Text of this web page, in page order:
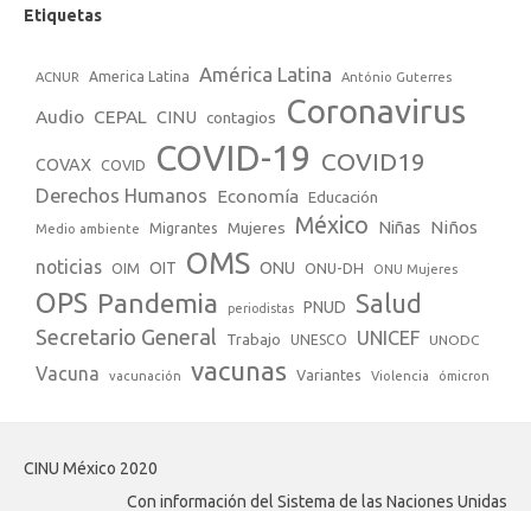
Etiquetas
ACNUR America Latina América Latina António Guterres
Audio CEPAL CINU contagios Coronavirus
COVAX COVID COVID-19 COVID19
Derechos Humanos Economía Educación
Medio ambiente Migrantes Mujeres México Niñas Niños
noticias OIM OIT OMS ONU ONU-DH ONU Mujeres
OPS Pandemia periodistas PNUD Salud
Secretario General Trabajo UNESCO UNICEF UNODC
Vacuna vacunación vacunas Variantes Violencia ómicron
CINU México 2020
Con información del Sistema de las Naciones Unidas